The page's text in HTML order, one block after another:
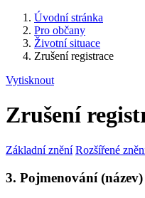
Úvodní stránka
Pro občany
Životní situace
Zrušení registrace
Vytisknout
Zrušení
Základní znění Rozšířené
3. Pojmenování